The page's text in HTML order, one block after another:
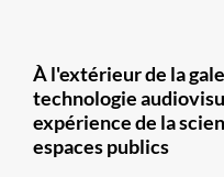
À l'extérieur de la
technologie
expérience de la
espaces publics